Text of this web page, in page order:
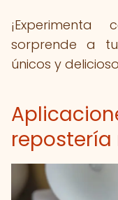
sorprende a
únicos y